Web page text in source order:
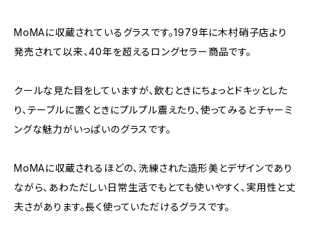
MoMAに収蔵されているグラスです。1979年に木村硝子店より
発売されて以来、40年を超えるロングセラー商品です。
クールな見た目をしていますが、飲むときにちょっとドキッとした
り、テーブルに置くときにプルプル震えたり、使ってみるとチャーミ
ングな魅力がいっぱいのグラスです。
MoMAに収蔵されるほどの、洗練された造形美とデザインであり
ながら、あわただしい日常生活でもとても使いやすく、実用性と丈
夫さがあります。長く使っていただけるグラスです。